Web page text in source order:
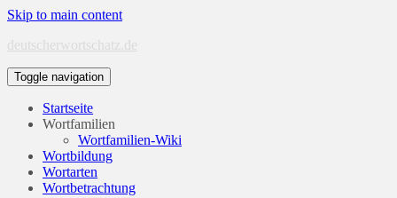
Skip to main content
deutscherwortschatz.de
Toggle navigation
Startseite
Wortfamilien
Wortfamilien-Wiki
Wortbildung
Wortarten
Wortbetrachtung